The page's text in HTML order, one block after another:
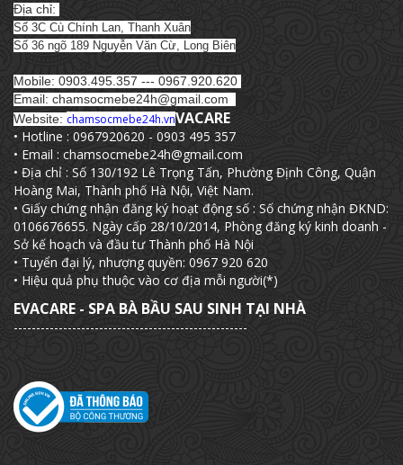
Địa chỉ:
Số 3C Cù Chính Lan, Thanh Xuân
Số 36 ngõ 189 Nguyễn Văn Cừ, Long Biên
Mobile: 0903.495.357 --- 0967.920.620
Email: chamsocmebe24h@gmail.com
Website: chamsocmebe24h.vnVACARE
• Hotline : 0967920620 - 0903 495 357
• Email : chamsocmebe24h@gmail.com
• Địa chỉ : Số 130/192 Lê Trọng Tấn, Phường Định Công, Quận
Hoàng Mai, Thành phố Hà Nội, Việt Nam.
• Giấy chứng nhận đăng ký hoạt động số : Số chứng nhận ĐKND:
0106676655. Ngày cấp 28/10/2014, Phòng đăng ký kinh doanh -
Sở kế hoạch và đầu tư Thành phố Hà Nội
• Tuyển đại lý, nhượng quyền: 0967 920 620
• Hiệu quả phụ thuộc vào cơ địa mỗi người(*)
EVACARE - SPA BÀ BẦU SAU SINH TẠI NHÀ
----------------------------------------------------